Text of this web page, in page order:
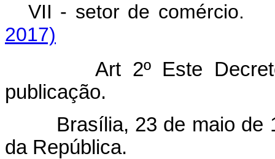
VII - setor de
2017)
Art 2º Este
publicação.
Brasília, 23 de maio de
da República.